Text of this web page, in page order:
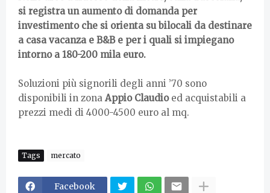
si registra un aumento di domanda per
investimento che si orienta su bilocali da destinare
a casa vacanza e B&B e per i quali si impiegano
intorno a 180-200 mila euro.
Soluzioni più signorili degli anni ’70 sono
disponibili in zona Appio Claudioed acquistabili a
prezzi medi di 4000-4500 euro al mq.
Tags mercato
Facebook